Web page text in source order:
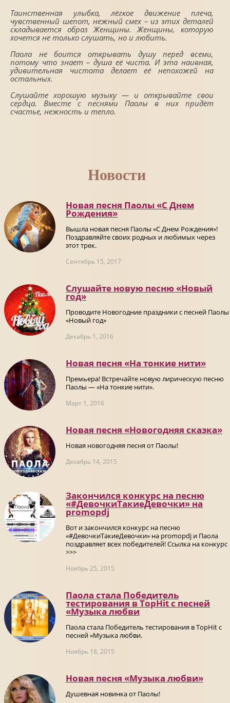
Таинственная улыбка, лёгкое движение плеча,
чувственный шепот, нежный смех – из этих деталей
складывается образ Женщины. Женщины, которую
хочется не только слушать, но и любить.
Паола не боится открывать душу перед всеми,
потому что знает – душа её чиста. И эта наивная,
удивительная чистота делает её непохожей на
остальных.
Слушайте хорошую музыку — и открывайте свои
сердца. Вместе с песнями Паолы в них придёт
счастье, нежность и тепло.
Новости
Новая песня Паолы «С Днем
Рождения»
Вышла новая песня Паолы «С Днем Рождения»!
Поздравляйте своих родных и любимых через
этот трек.
Сентябрь 15, 2017
Слушайте новую песню «Новый
год»
Проводите Новогодние праздники с песней Паолы
«Новый год»
Декабрь 1, 2016
Новая песня «На тонкие нити»
Премьера! Встречайте новую лирическую песню
Паолы — «На тонкие нити».
Март 1, 2016
Новая песня «Новогодняя сказка»
Новая новогодняя песня от Паолы!
Декабрь 14, 2015
Закончился конкурс на песню
«#ДевочкиТакиеДевочки» на
promоpdj
Вот и закончился конкурс на песню
«#ДевочкиТакиеДевочки» на promоpdj и Паола
поздравляет всех победителей! Ссылка на конкурс
>>>
Ноябрь 25, 2015
Паола стала Победитель
тестирования в TopHit с песней
«Музыка любви
Паола стала Победитель тестирования в TopHit с
песней «Музыка любви.
Ноябрь 18, 2015
Новая песня «Музыка любви»
Душевная новинка от Паолы!